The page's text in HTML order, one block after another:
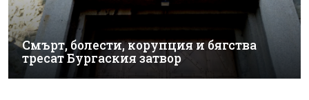
Смърт, болести, корупция и бягства
тресат Бургаския затвор